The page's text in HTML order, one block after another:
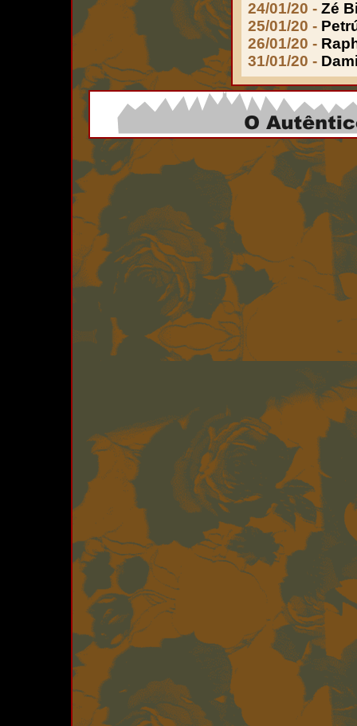
24/01/20 - Zé
25/01/20 -
26/01/20 -
31/01/20 -